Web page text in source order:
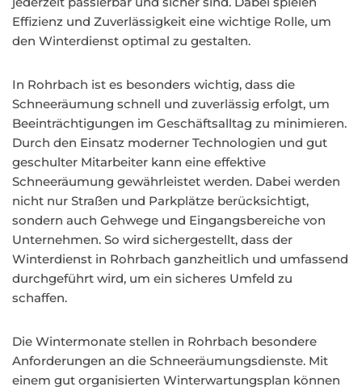
Effizienz und Zuverlässigkeit eine wichtige Rolle, um
den Winterdienst optimal zu gestalten.
In Rohrbach ist es besonders wichtig, dass die
Schneeräumung schnell und zuverlässig erfolgt, um
Beeinträchtigungen im Geschäftsalltag zu minimieren.
Durch den Einsatz moderner Technologien und gut
geschulter Mitarbeiter kann eine effektive
Schneeräumung gewährleistet werden. Dabei werden
nicht nur Straßen und Parkplätze berücksichtigt,
sondern auch Gehwege und Eingangsbereiche von
Unternehmen. So wird sichergestellt, dass der
Winterdienst in Rohrbach ganzheitlich und umfassend
durchgeführt wird, um ein sicheres Umfeld zu
schaffen.
Die Wintermonate stellen in Rohrbach besondere
Anforderungen an die Schneeräumungsdienste. Mit
einem gut organisierten Winterwartungsplan können